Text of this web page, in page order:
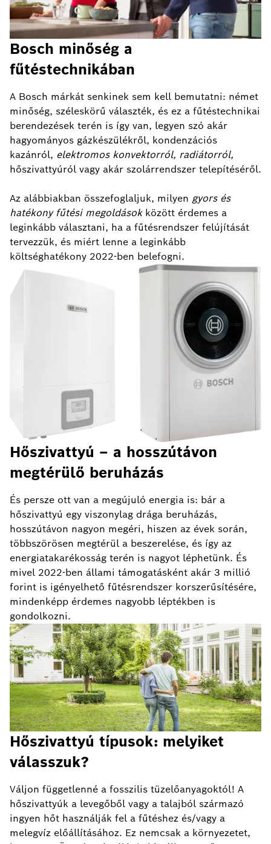
Bosch minőség a
fűtéstechnikában
A Bosch márkát senkinek sem kell bemutatni: német
minőség, széleskörű választék, és ez a fűtéstechnikai
berendezések terén is így van, legyen szó akár
hagyományos gázkészülékről, kondenzációs
kazánról, elektromos konvektorról, radiátorról,
hőszivattyúról vagy akár szolárrendszer telepítéséről.
Az alábbiakban összefoglaljuk, milyen gyors és
hatékony fűtési megoldásokközött érdemes a
leginkább választani, ha a fűtésrendszer felújítását
tervezzük, és miért lenne a leginkább
költséghatékony 2022-ben belefogni.
Hőszivattyú – a hosszútávon
megtérülő beruházás
És persze ott van a megújuló energia is: bár a
hőszivattyú egy viszonylag drága beruházás,
hosszútávon nagyon megéri, hiszen az évek során,
többszörösen megtérül a beszerelése, és így az
energiatakarékosság terén is nagyot léphetünk. És
mivel 2022-ben állami támogatásként akár 3 millió
forint is igényelhető fűtésrendszer korszerűsítésére,
mindenképp érdemes nagyobb léptékben is
gondolkozni.
Hőszivattyú típusok: melyiket
válasszuk?
Váljon függetlenné a fosszilis tüzelőanyagoktól! A
hőszivattyúk a levegőből vagy a talajból származó
ingyen hőt használják fel a fűtéshez és/vagy a
melegvíz előállításához. Ez nemcsak a környezetet,